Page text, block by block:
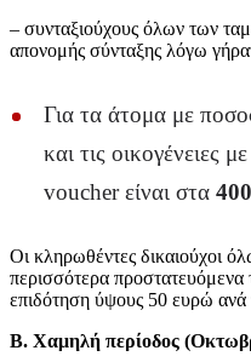
– συνταξιούχους όλων των
απονομής σύνταξης λόγω
Για τα άτομα με
και τις οικογένειες
voucher είναι στα
Οι κληρωθέντες δικαιούχοι
περισσότερα
επιδότηση ύψους 50 ευρώ ανά
Β. Χαμηλή περίοδος